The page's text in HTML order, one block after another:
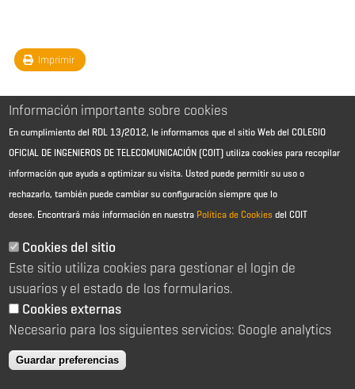
Imprimir
Aviso Legal - Información general
Política de cookies
Política de reembolso
Sitemap
C/ Almagro 2 1º Izqda 28010 Madrid
91 391 10 66
coit@coit.es
Información importante sobre cookies
En cumplimiento del RDL 13/2012, le informamos que el sitio Web del COLEGIO
OFICIAL DE INGENIEROS DE TELECOMUNICACIÓN (COIT) utiliza cookies para recopilar
información que ayuda a optimizar su visita. Usted puede permitir su uso o
rechazarlo, también puede cambiar su configuración siempre que lo
desee. Encontrará más información en nuestra Política de Cookies del COIT
Cookies del sitio
Este sitio utiliza cookies para gestionar el login de
usuarios y el estado de los formularios.
Cookies externas
Necesario para los siguientes servicios: Google analytics
Guardar preferencias